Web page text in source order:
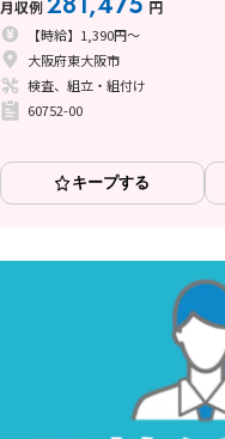
月収例
円
【時給】1,390円～
大阪府東大阪市
検査、組立・組付け
60752-00
キープする